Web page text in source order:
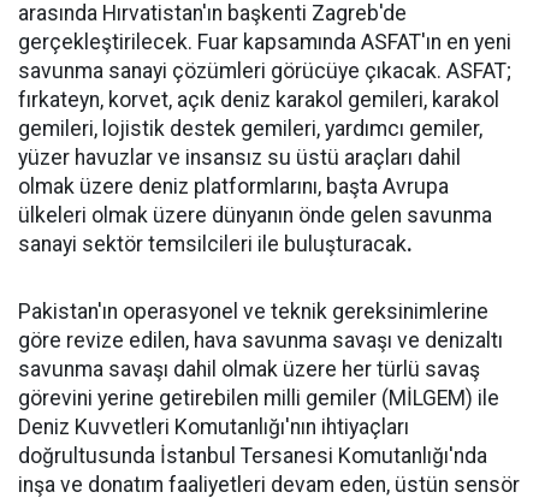
arasında Hırvatistan'ın başkenti Zagreb'de
gerçekleştirilecek. Fuar kapsamında ASFAT'ın en yeni
savunma sanayi çözümleri görücüye çıkacak. ASFAT;
fırkateyn, korvet, açık deniz karakol gemileri, karakol
gemileri, lojistik destek gemileri, yardımcı gemiler,
yüzer havuzlar ve insansız su üstü araçları dahil
olmak üzere deniz platformlarını, başta Avrupa
ülkeleri olmak üzere dünyanın önde gelen savunma
sanayi sektör temsilcileri ile buluşturacak.
Pakistan'ın operasyonel ve teknik gereksinimlerine
göre revize edilen, hava savunma savaşı ve denizaltı
savunma savaşı dahil olmak üzere her türlü savaş
görevini yerine getirebilen milli gemiler (MİLGEM) ile
Deniz Kuvvetleri Komutanlığı'nın ihtiyaçları
doğrultusunda İstanbul Tersanesi Komutanlığı'nda
inşa ve donatım faaliyetleri devam eden, üstün sensör